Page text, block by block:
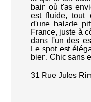
bain où t'as
est fluide, tout
d'une balade
France, juste à
dans l'un des
Le spot est
bien. Chic sans
31 Rue Jules